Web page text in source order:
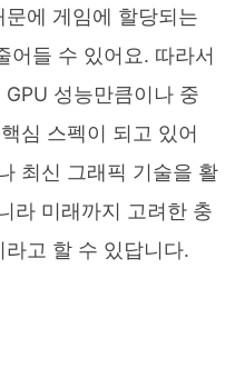
에 게임에 할당되는
어들 수 있어요. 따라서
성능만큼이나 중
심 스펙이 되고 있어
최신 그래픽 기술을 활
라 미래까지 고려한 충
고 할 수 있답니다.